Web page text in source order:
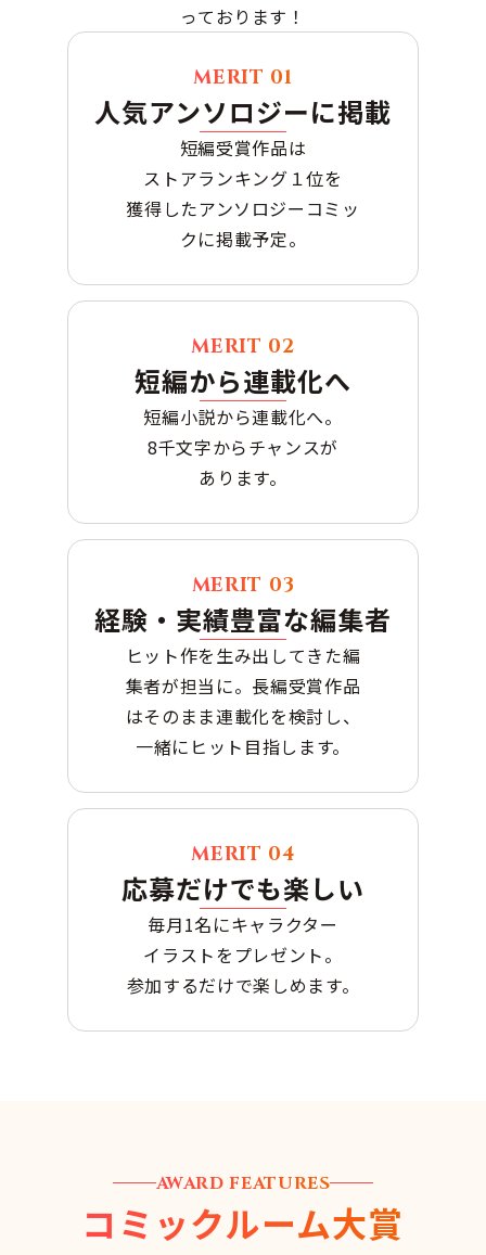
っております！
MERIT 01
人気アンソロジーに掲載
短編受賞作品は
ストアランキング１位を
獲得したアンソロジーコミッ
クに掲載予定。
MERIT 02
短編から連載化へ
短編小説から連載化へ。
8千文字からチャンスが
あります。
MERIT 03
経験・実績豊富な編集者
ヒット作を生み出してきた編
集者が担当に。長編受賞作品
はそのまま連載化を検討し、
一緒にヒット目指します。
MERIT 04
応募だけでも楽しい
毎月1名にキャラクター
イラストをプレゼント。
参加するだけで楽しめます。
AWARD FEATURES
コミックルーム大賞